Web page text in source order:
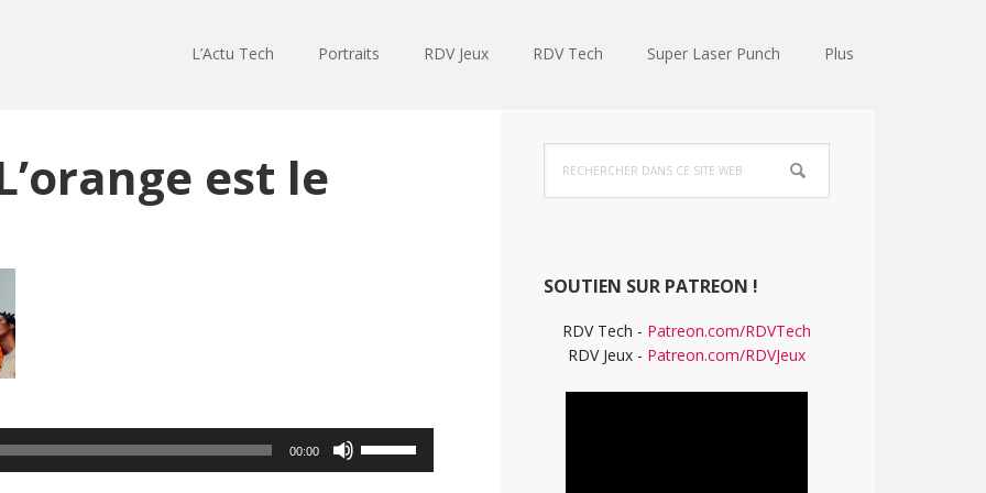
L’Actu Tech Portraits RDV Jeux RDV Tech Super Laser Punch Plus
est le
00:00
les
Barre
latérale
dans
ce
SOUTIEN SUR PATREON !
RDV Tech - Patreon.com/RDVTech
RDV Jeux - Patreon.com/RDVJeux